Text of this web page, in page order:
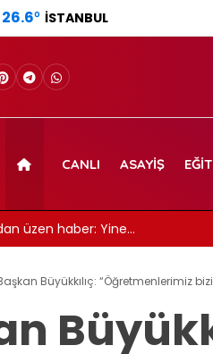
26.6° İSTANBUL
CANLI ASAYIŞ
üzen haber: Yine…
Büyükkılıç: “Öğretmenlerimiz